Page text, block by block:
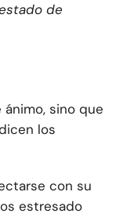
de
sino que
los
con su
estresado